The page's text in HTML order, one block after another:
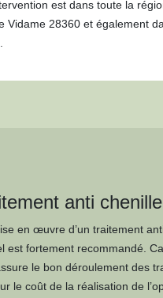
est dans toute la
Vidame 28360 et également
anti chenille
en œuvre d’un traitement
est fortement recommandé.
le bon déroulement des
le coût de la réalisation de